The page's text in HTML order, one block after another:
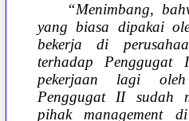
“Menimbang,
yang biasa dipakai
bekerja di
terhadap
pekerjaan lagi
Penggugat II sudah
pihak management